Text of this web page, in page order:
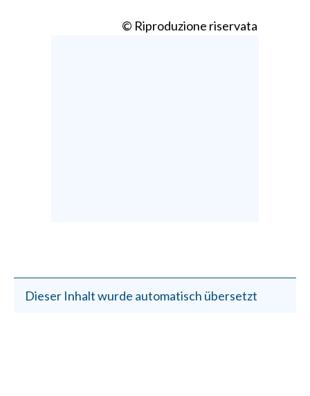
© Riproduzione riservata
Dieser Inhalt wurde automatisch übersetzt